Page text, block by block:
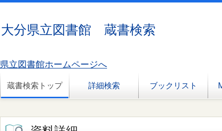
大分県立図書館 蔵書検索
県立図書館ホームページへ
蔵書検索トップ 詳細検索 ブックリスト